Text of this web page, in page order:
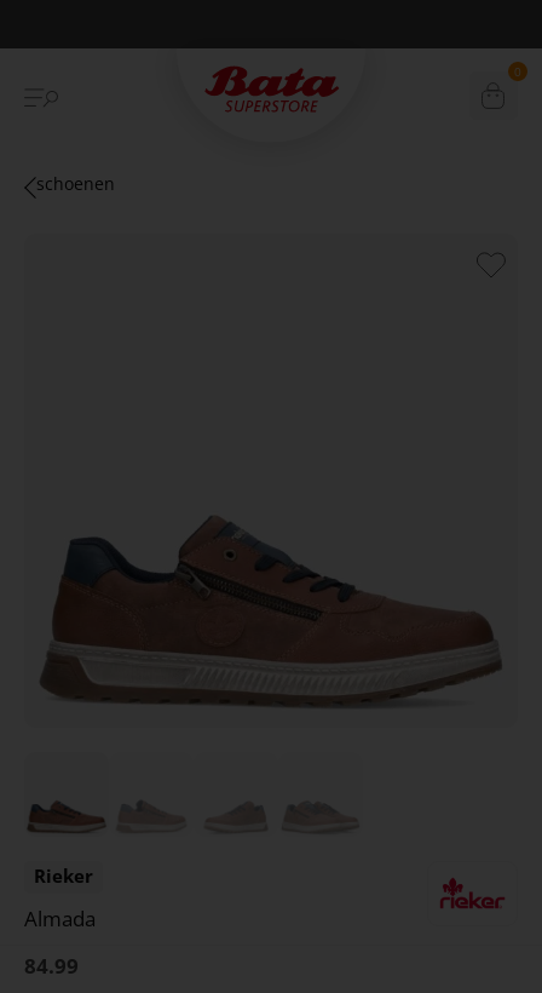
Betaal achteraf met Klarna 0
schoenen
Rieker
Almada
84.99